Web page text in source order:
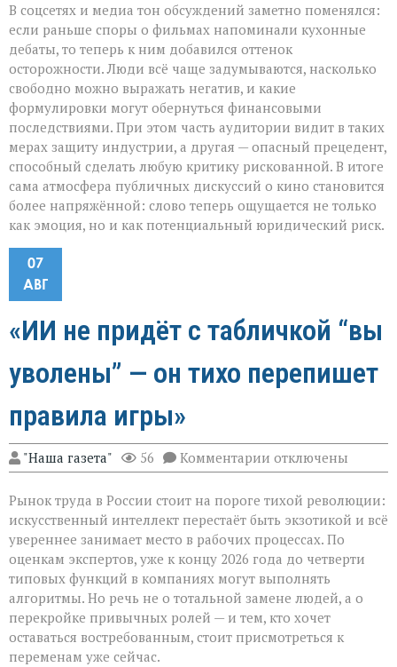
В соцсетях и медиа тон обсуждений заметно поменялся:
если раньше споры о фильмах напоминали кухонные
дебаты, то теперь к ним добавился оттенок
осторожности. Люди всё чаще задумываются, насколько
свободно можно выражать негатив, и какие
формулировки могут обернуться финансовыми
последствиями. При этом часть аудитории видит в таких
мерах защиту индустрии, а другая — опасный прецедент,
способный сделать любую критику рискованной. В итоге
сама атмосфера публичных дискуссий о кино становится
более напряжённой: слово теперь ощущается не только
как эмоция, но и как потенциальный юридический риск.
07
АВГ
«ИИ не придёт с табличкой “вы
уволены” — он тихо перепишет
правила игры»
"Наша газета" 56 Комментарии к
записи
не
придёт
табличкой
“вы
уволены” — он
тихо
перепишет
правила
игры»
отключены
Рынок труда в России стоит на пороге тихой революции:
искусственный интеллект перестаёт быть экзотикой и всё
увереннее занимает место в рабочих процессах. По
оценкам экспертов, уже к концу 2026 года до четверти
типовых функций в компаниях могут выполнять
алгоритмы. Но речь не о тотальной замене людей, а о
перекройке привычных ролей — и тем, кто хочет
оставаться востребованным, стоит присмотреться к
переменам уже сейчас.